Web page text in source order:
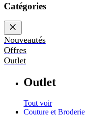
Catégories
Nouveautés
Offres
Outlet
Outlet
Tout voir
Couture et Broderie